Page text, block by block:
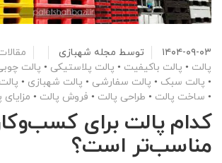
۱۴۰۴-۰۹-۰۳ توسط مجله شهبازی
پالت • پالت باکیفیت • پالت پلاستیکی • پالت
• پالت سبک • پالت سفارشی • پالت شهبازی •
• ساخت پالت • طراحی پالت • فروش پالت • مزایای
کدام پالت برای
مناسب‌تر است؟